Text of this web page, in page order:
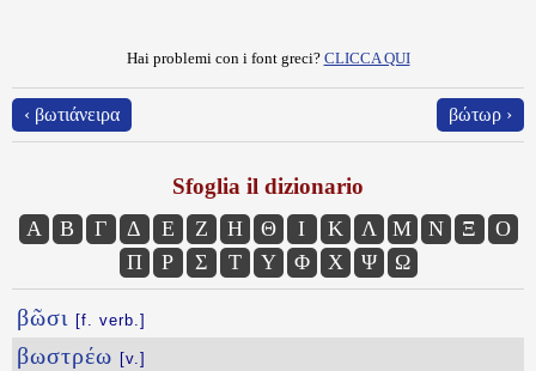
Hai problemi con i font greci? CLICCA QUI
‹ βωτιάνειρα βώτωρ ›
Sfoglia il dizionario
Α Β Γ Δ Ε Ζ Η Θ Ι Κ Λ Μ Ν Ξ
Ο
Π
Ρ Σ Τ Υ Φ Χ Ψ Ω
βῶσι [f. verb.]
βωστρέω [v.]